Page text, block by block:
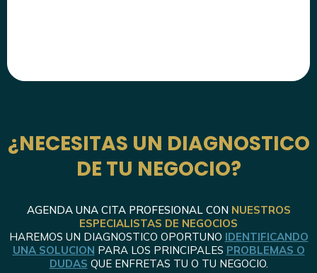
¿NECESITAS UN DIAGNOSTICO
DE TU NEGOCIO?
AGENDA UNA CITA PROFESIONAL CON NUESTROS
ESPECIALISTAS DE NEGOCIOS
HAREMOS UN DIAGNOSTICO OPORTUNO IDENTIFICANDO
UNA SOLUCION PARA LOS PRINCIPALES PROBLEMAS O
DUDAS QUE ENFRETAS TU O TU NEGOCIO.